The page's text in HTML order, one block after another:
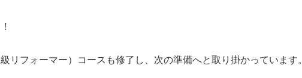
リフォーマー）コースも修了し、次の準備へと取り掛かっています。